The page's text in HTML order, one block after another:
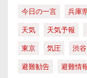
今日の一言
兵庫
天気
天気予報
東京
気圧 渋谷
避難勧告
避難情